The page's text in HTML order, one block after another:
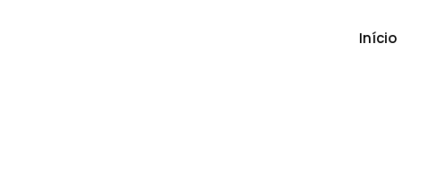
Início